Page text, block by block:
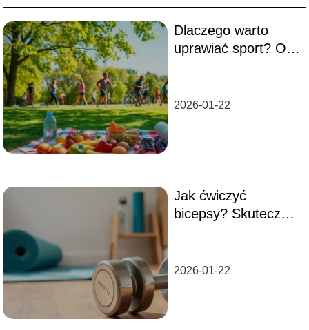
Dlaczego warto
uprawiać sport? Oto
2026-01-22
Jak ćwiczyć
bicepsy? Skuteczne
2026-01-22